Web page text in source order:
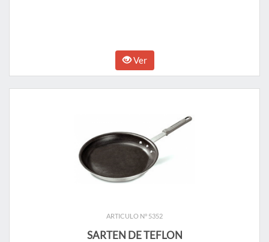
Ver
ARTICULO N° 5352
SARTEN DE TEFLON